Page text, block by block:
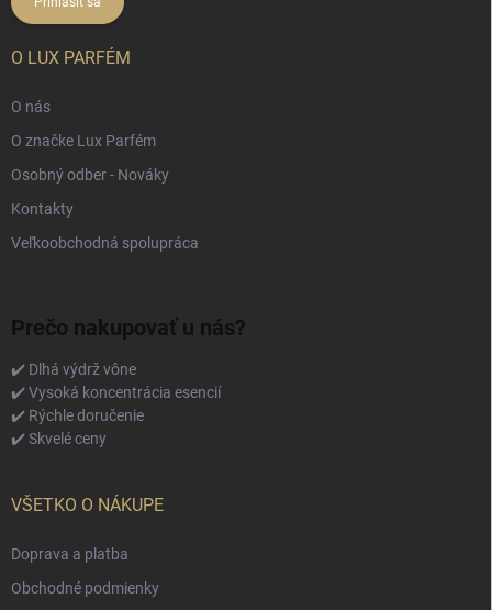
O LUX PARFÉM
O nás
O značke Lux Parfém
Osobný odber - Nováky
Kontakty
Veľkoobchodná spolupráca
Prečo nakupovať u nás?
✔️ Dlhá výdrž vône
✔️ Vysoká koncentrácia esencií
✔️ Rýchle doručenie
✔️ Skvelé ceny
VŠETKO O NÁKUPE
Doprava a platba
Obchodné podmienky